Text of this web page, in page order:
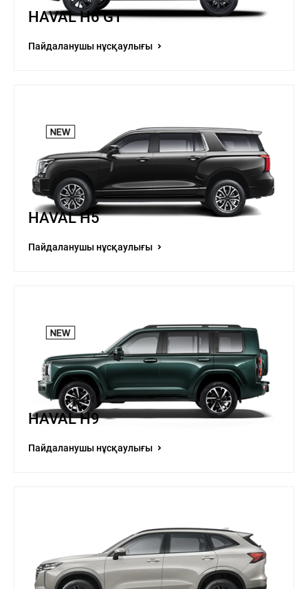
HAVAL H6 GT
Пайдаланушы нұсқаулығы
HAVAL H5
Пайдаланушы нұсқаулығы
HAVAL H9
Пайдаланушы нұсқаулығы